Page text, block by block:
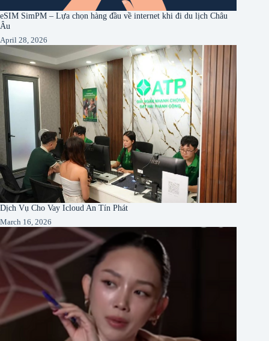
eSIM SimPM – Lựa chọn hàng đầu về internet khi đi du lịch Châu
Âu
April 28, 2026
Dịch Vụ Cho Vay Icloud An Tín Phát
March 16, 2026